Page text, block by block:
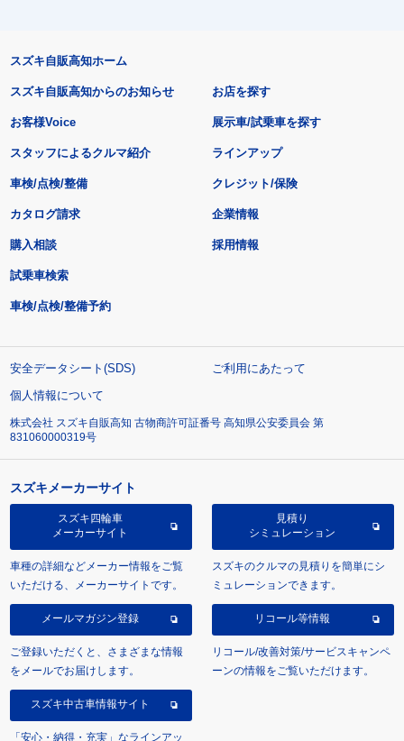
スズキ自販高知ホーム
スズキ自販高知からのお知らせ
お客様Voice
スタッフによるクルマ紹介
お店を探す
展示車/試乗車を探す
ラインアップ
車検/点検/整備 クレジット/保険
カタログ請求
購入相談
試乗車検索
車検/点検/整備予約
企業情報
採用情報
安全データシート(SDS)
ご利用にあたって
個人情報について
株式会社 スズキ自販高知 古物商許可証番号 高知県公安委員会 第
831060000319号
スズキメーカーサイト
スズキ四輪車
メーカーサイト
車種の詳細などメーカー情報をご覧
いただける、メーカーサイトです。
見積り
シミュレーション
スズキのクルマの見積りを簡単にシ
ミュレーションできます。
メールマガジン登録
ご登録いただくと、さまざまな情報
をメールでお届けします。
リコール等情報
リコール/改善対策/サービスキャンペ
ーンの情報をご覧いただけます。
スズキ中古車情報サイト
「安心・納得・充実」なラインアッ